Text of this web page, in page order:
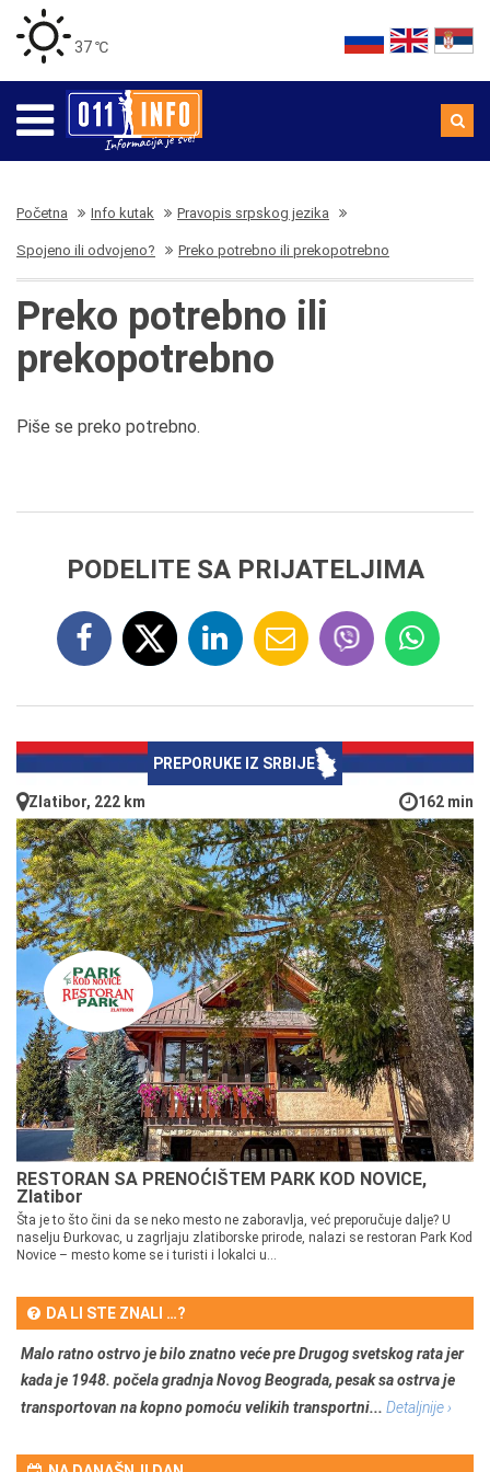
37 ℃
Početna Info kutak Pravopis srpskog jezika
Spojeno ili odvojeno? Preko potrebno ili prekopotrebno
Preko potrebno ili
prekopotrebno
Piše se preko potrebno.
PODELITE SA PRIJATELJIMA
PREPORUKE IZ SRBIJE
Zlatibor, 222 km 162 min
RESTORAN SA PRENOĆIŠTEM PARK KOD NOVICE,
Zlatibor
Šta je to što čini da se neko mesto ne zaboravlja, već preporučuje dalje? U
naselju Đurkovac, u zagrljaju zlatiborske prirode, nalazi se restoran Park Kod
Novice – mesto kome se i turisti i lokalci u...
DA LI STE ZNALI …?
Malo ratno ostrvo je bilo znatno veće pre Drugog svetskog rata jer
kada je 1948. počela gradnja Novog Beograda, pesak sa ostrva je
transportovan na kopno pomoću velikih transportni... Detaljnije ›